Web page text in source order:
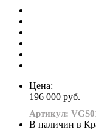
Цена:
196 000 руб.
Артикул:
В наличии в